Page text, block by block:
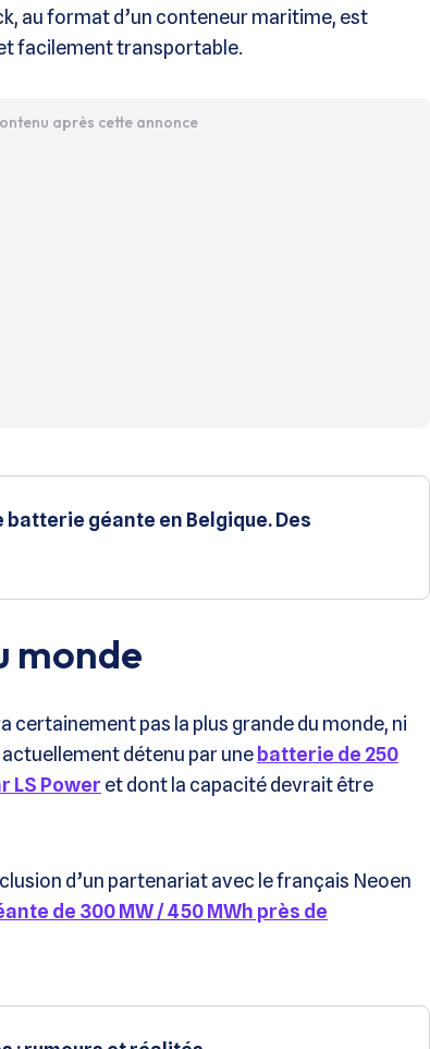
au format d’un conteneur maritime, est
facilement transportable.
après cette annonce
batterie géante en Belgique. Des
monde
certainement pas la plus grande du monde, ni
détenu par unebatterie de 250
LS Power et dont la capacité devrait être
d’un partenariat avec le français Neoen
de 300 MW / 450 MWh près de